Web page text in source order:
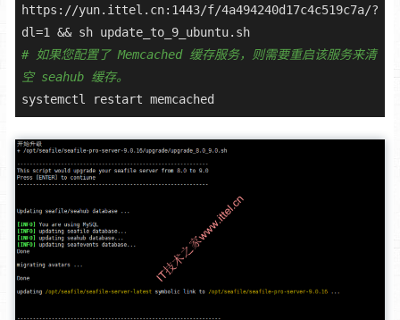
https://yun.ittel.cn:1443/f/4a494240d17c4c519c7a/?
dl=1 && sh update_to_9_ubuntu.sh
# 如果您配置了 Memcached 缓存服务，则需要重启该服务来清
空 seahub 缓存。
systemctl restart memcached